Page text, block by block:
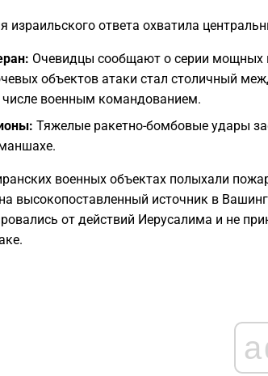
израильского ответа охватила
Очевидцы сообщают о серии мощных
объектов атаки стал столичный
военным командованием.
Тяжелые ракетно-бомбовые удары
военных объектах полыхали
высокопоставленный источник в
от действий Иерусалима и не